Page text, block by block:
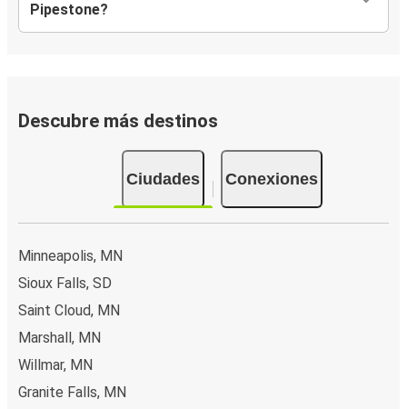
Pipestone?
Descubre más destinos
Ciudades Conexiones
Minneapolis, MN
Sioux Falls, SD
Saint Cloud, MN
Marshall, MN
Willmar, MN
Granite Falls, MN